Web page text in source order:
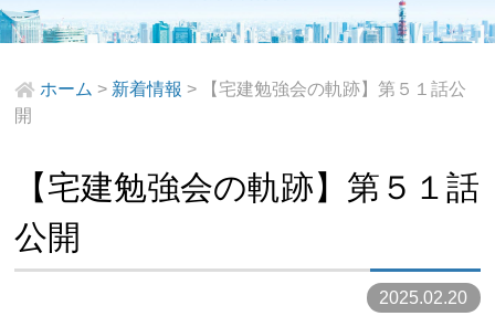
ホーム > 新着情報 >
【宅建勉強会の軌跡】第５１話公
開
【宅建勉強会の軌跡】第５１話
公開
2025.02.20